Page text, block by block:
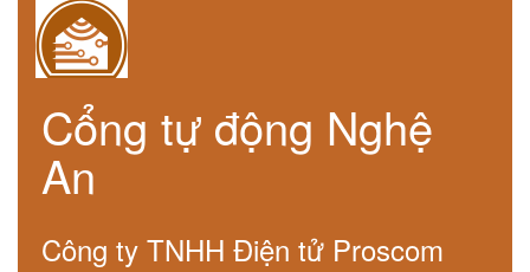
Cổng tự động Nghệ
An
Công ty TNHH Điện tử Proscom